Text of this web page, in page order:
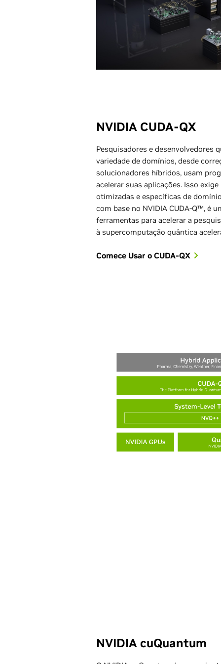
NVIDIA CUDA-QX
Pesquisadores e desenvolvedores
variedade de domínios, desde
solucionadores híbridos, usam
acelerar suas aplicações. Isso
otimizadas e específicas de
com base no NVIDIA CUDA-Q™, é
ferramentas para acelerar a
à supercomputação quântica
Comece Usar o CUDA-QX
NVIDIA cuQuantum